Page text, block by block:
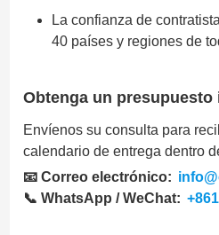
La confianza de
40 países y regiones de
Obtenga un presupuesto
Envíenos su consulta para
calendario de entrega dentro
📧 Correo electrónico:
📞 WhatsApp / WeChat: